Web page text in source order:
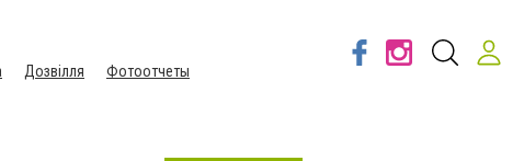
Дозвілля Фотоотчеты